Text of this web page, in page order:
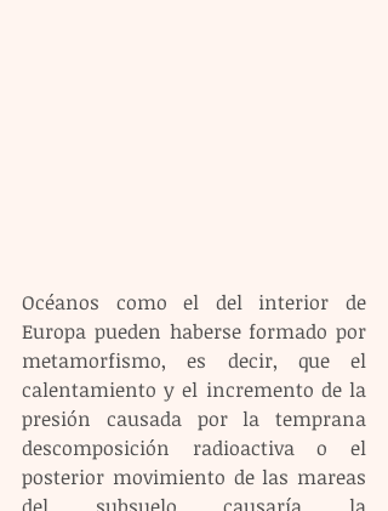
Océanos como el del interior de
Europa pueden haberse formado por
metamorfismo, es decir, que el
calentamiento y el incremento de la
presión causada por la temprana
descomposición radioactiva o el
posterior movimiento de las mareas
del subsuelo causaría la